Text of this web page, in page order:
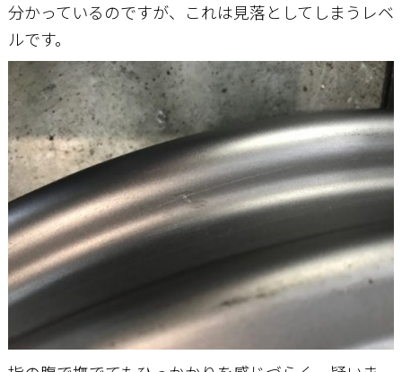
分かっているのですが、これは見落としてしまうレベ
ルです。